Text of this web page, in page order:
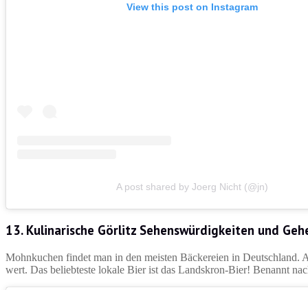
View this post on Instagram
A post shared by Joerg Nicht (@jn)
13. Kulinarische Görlitz Sehenswürdigkeiten und
Mohnkuchen findet man in den meisten Bäckereien in Deutschland.
wert. Das beliebteste lokale Bier ist das Landskron-Bier! Benannt